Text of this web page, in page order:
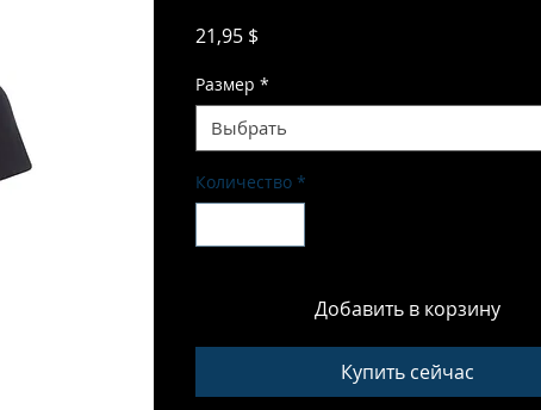
21,95 $
Размер *
Выбрать
Количество *
Добавить в корзину
Купить сейчас